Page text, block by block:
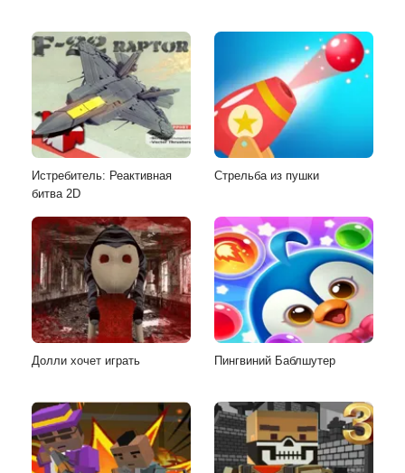
Истребитель: Реактивная
битва 2D
Стрельба из пушки
Долли хочет играть Пингвиний Баблшутер